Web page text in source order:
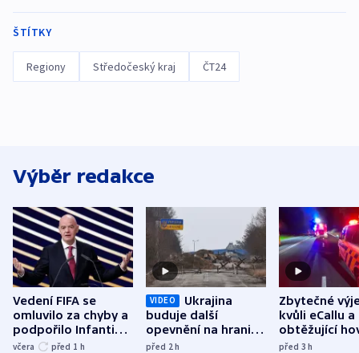
ŠTÍTKY
Regiony Středočeský kraj ČT24
Výběr redakce
Vedení FIFA se
omluvilo za chyby a
podpořilo Infantina.
UEFA trvá na
včera před 1 h
VIDEO
Ukrajina
buduje další
opevnění na hranici
s Běloruskem
před 2h
Zbytečné
kvůli eCallu a
obtěžující
zdržují
před 3h